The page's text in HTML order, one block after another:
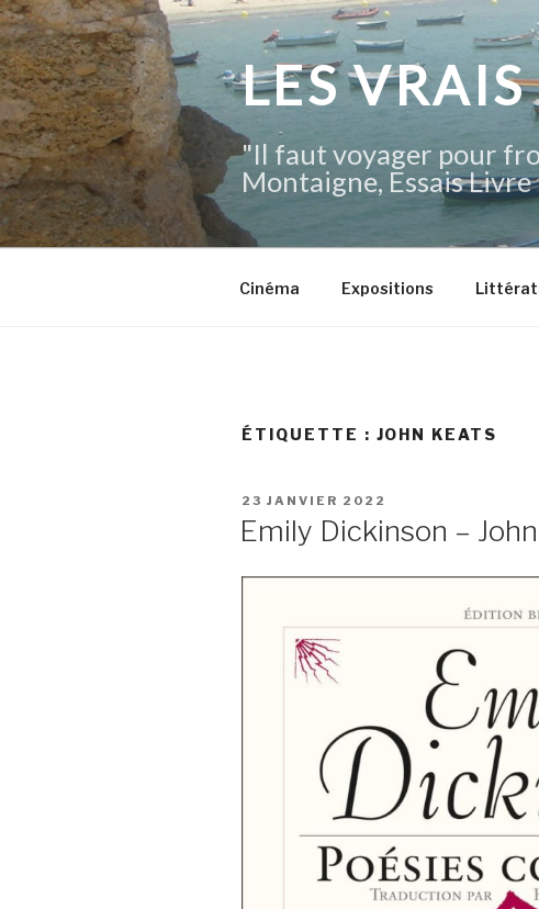
Aller
au
contenu
principal
LES
"Il faut voyager pour
Montaigne, Essais Livre
Cinéma Expositions
ÉTIQUETTE : JOHN KEATS
PUBLIÉ
23 JANVIER 2022
Emily Dickinson –